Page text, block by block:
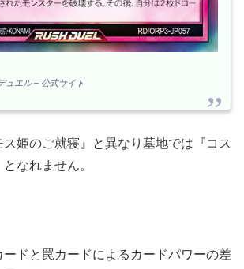
ュエル – 公式サイト
姫のご就寝』と異なり墓地では『コス
なれません。
ードと罠カードによるカードパワーの差